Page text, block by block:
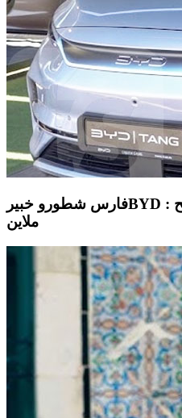
فارس شطورو خبيرBYD : السيارة الكهربائية تخلّيك تربح
ملاين